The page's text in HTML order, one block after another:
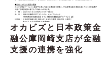
オカビズと日本政策金
融公庫岡崎支店が金融
支援の連携を強化